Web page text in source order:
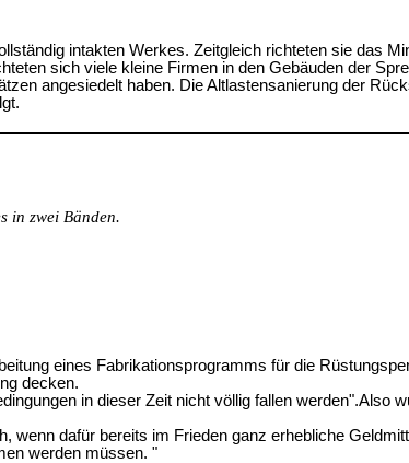
intakten Werkes. Zeitgleich richteten sie das
sich viele kleine Firmen in den Gebäuden der
angesiedelt haben. Die Altlastensanierung der
in zwei Bänden.
eines Fabrikationsprogramms für die
decken.
in dieser Zeit nicht völlig fallen werden".Also
wenn dafür bereits im Frieden ganz erhebliche
werden müssen. "